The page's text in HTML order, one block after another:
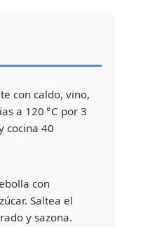
con caldo, vino,
a 120 °C por 3
cocina 40
con
Saltea el
y sazona.